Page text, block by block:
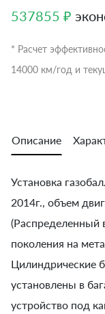
537855 ₽
* Расчет
14000 км/год и
Описание
Установка
2014г., объем
(Распределенный
поколения на
Цилиндрические
установлены в
устройство под